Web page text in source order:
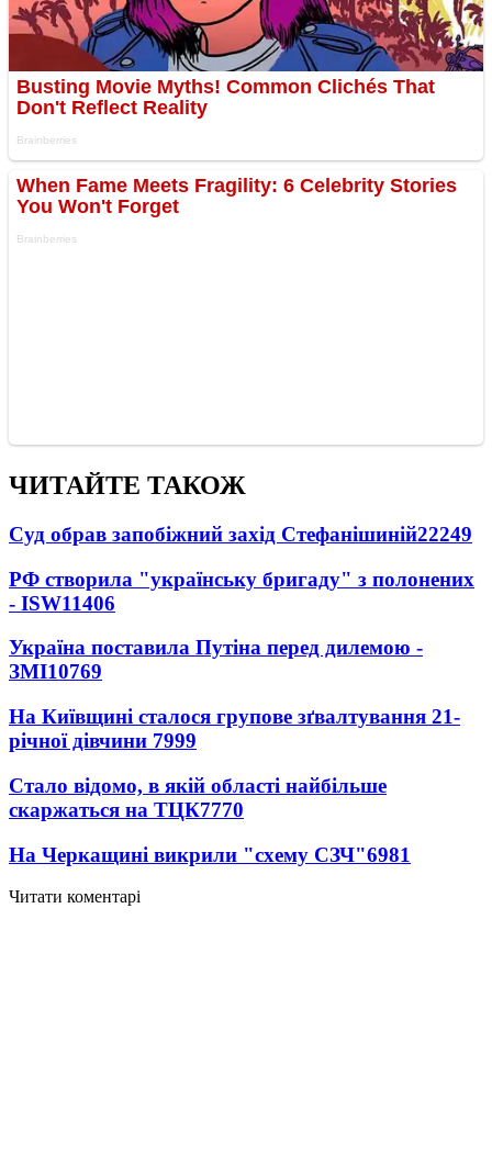
ЧИТАЙТЕ ТАКОЖ
Суд обрав запобіжний захід Стефанішиній22249
РФ створила "українську бригаду" з полонених
- ISW11406
Україна поставила Путіна перед дилемою -
ЗМІ10769
На Київщині сталося групове зґвалтування 21-
річної дівчини 7999
Стало відомо, в якій області найбільше
скаржаться на ТЦК7770
На Черкащині викрили "схему СЗЧ"6981
Читати коментарі